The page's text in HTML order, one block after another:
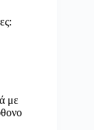
με